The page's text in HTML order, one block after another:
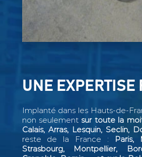
UNE EXPERTISE
Implanté dans les Hauts-de-
non seulement sur toute la
Calais, Arras, Lesquin, Seclin,
reste de la France :
Paris,
Strasbourg, Montpellier,